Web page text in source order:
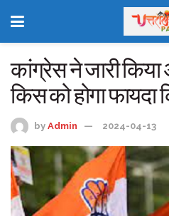
कांग्रेस ने जारी किया
किस को होगा
by Admin 2024-04-13